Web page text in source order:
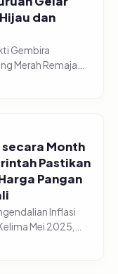
dan
Gembira
Merah Remaja
tahun ini
Month
Pastikan
Pangan
Inflasi
Mei 2025,
melaporkan